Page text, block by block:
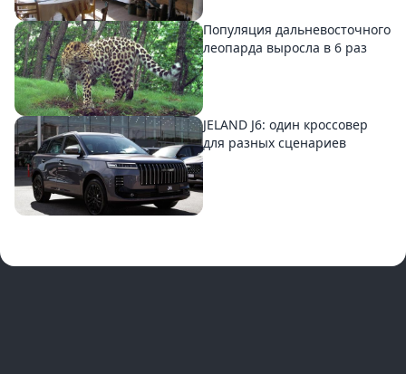
Популяция дальневосточного
леопарда выросла в 6 раз
JELAND J6: один кроссовер
для разных сценариев